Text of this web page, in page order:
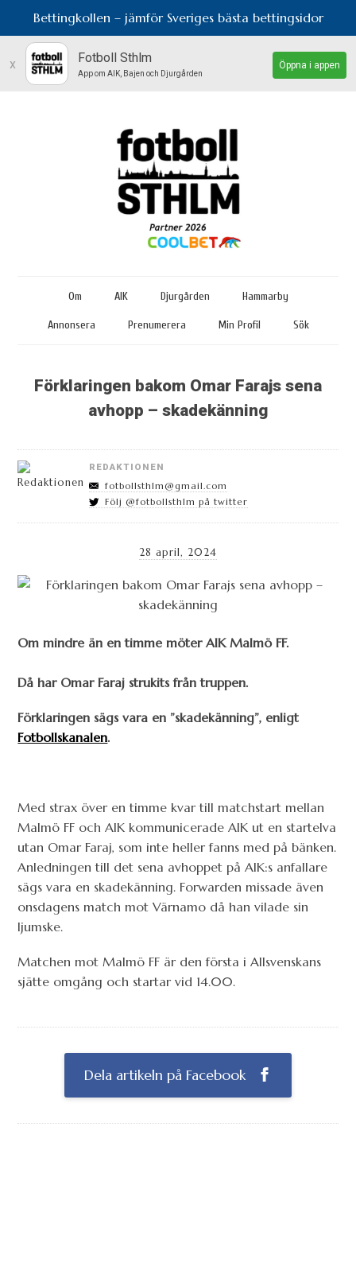
Bettingkollen – jämför Sveriges bästa bettingsidor
x Fotboll Sthlm
App om AIK, Bajen och Djurgården
Öppna i appen
Om AIK Djurgården Hammarby
Annonsera Prenumerera Min Profil Sök
Förklaringen bakom Omar Farajs sena
avhopp – skadekänning
REDAKTIONEN
fotbollsthlm@gmail.com
Följ @fotbollsthlm på twitter
28 april, 2024
Om mindre än en timme möter AIK Malmö FF.
Då har Omar Faraj strukits från truppen.
Förklaringen sägs vara en ”skadekänning”, enligt
Fotbollskanalen.
Med strax över en timme kvar till matchstart mellan
Malmö FF och AIK kommunicerade AIK ut en startelva
utan Omar Faraj, som inte heller fanns med på bänken.
Anledningen till det sena avhoppet på AIK:s anfallare
sägs vara en skadekänning. Forwarden missade även
onsdagens match mot Värnamo då han vilade sin
ljumske.
Matchen mot Malmö FF är den första i Allsvenskans
sjätte omgång och startar vid 14.00.
Dela artikeln på Facebook